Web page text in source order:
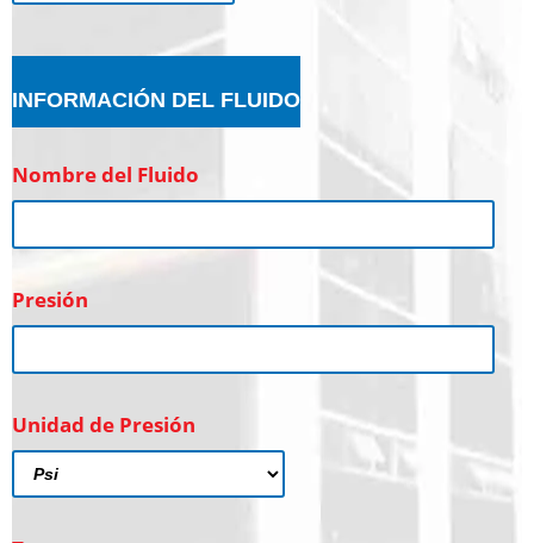
INFORMACIÓN DEL FLUIDO
Nombre del Fluido
Presión
Unidad de Presión